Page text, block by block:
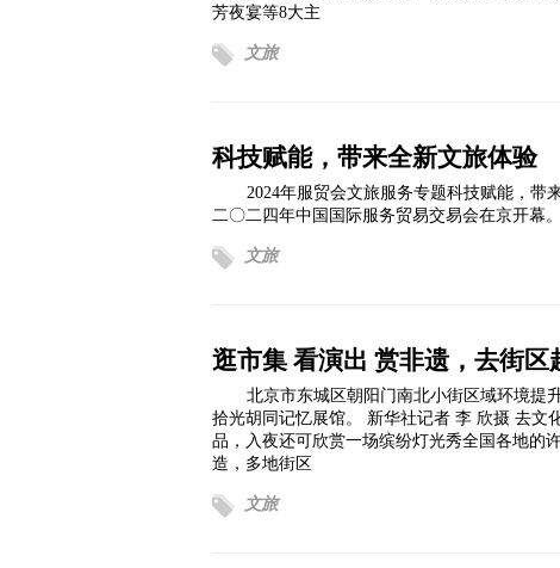
芳夜宴等8大主
文旅
科技赋能，带来全新文旅体验
2024年服贸会文旅服务专题科技赋能，带
二〇二四年中国国际服务贸易交易会在京开幕
文旅
逛市集 看演出 赏非遗，去街区
北京市东城区朝阳门南北小街区域环境提
拾光胡同记忆展馆。 新华社记者 李 欣摄 去文
品，入夜还可欣赏一场缤纷灯光秀全国各地的
造，多地街区
文旅